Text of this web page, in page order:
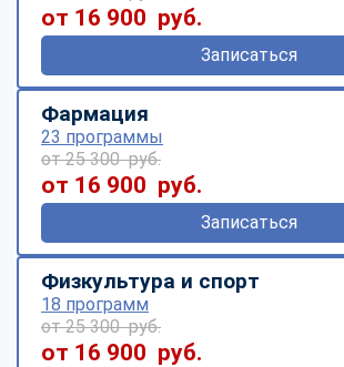
от 16 900 руб.
Записаться
Фармация
23 программы
от 25 300 руб.
от 16 900 руб.
Записаться
Физкультура и спорт
18 программ
от 25 300 руб.
от 16 900 руб.